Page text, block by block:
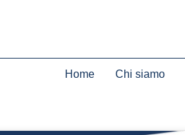
Home Chi siamo